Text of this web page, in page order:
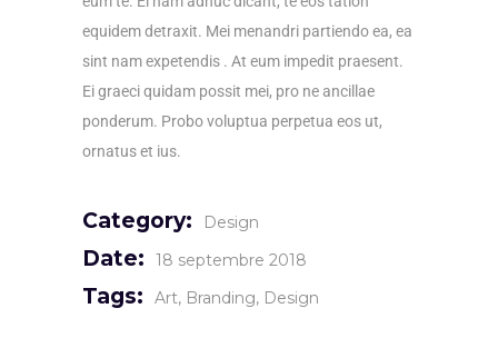
equidem detraxit. Mei menandri partiendo ea, ea
sint nam expetendis . At eum impedit praesent.
Ei graeci quidam possit mei, pro ne ancillae
ponderum. Probo voluptua perpetua eos ut,
ornatus et ius.
Category: Design
Date: 18 septembre 2018
Tags: Art Branding Design